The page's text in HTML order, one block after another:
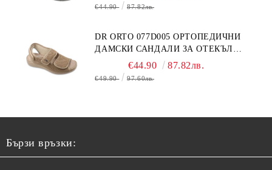
€44.90 87.82лв.
DR ORTO 077D005 ОРТОПЕДИЧНИ
ДАМСКИ САНДАЛИ ЗА ОТЕКЪЛ
КРАК, БЕЖОВИ
€44.90 87.82лв.
€49.90 97.60лв.
Бързи връзки: